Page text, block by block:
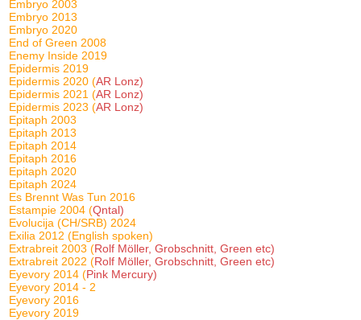
Embryo 2003
Embryo 2013
Embryo 2020
End of Green 2008
Enemy Inside 2019
Epidermis 2019
Epidermis 2020 (AR Lonz)
Epidermis 2021 (AR Lonz)
Epidermis 2023 (AR Lonz)
Epitaph 2003
Epitaph 2013
Epitaph 2014
Epitaph 2016
Epitaph 2020
Epitaph 2024
Es Brennt Was Tun 2016
Estampie 2004 (Qntal)
Evolucija (CH/SRB) 2024
Exilia 2012 (English spoken)
Extrabreit 2003 (Rolf Möller, Grobschnitt, Green etc)
Extrabreit 2022 (Rolf Möller, Grobschnitt, Green etc)
Eyevory 2014 (Pink Mercury)
Eyevory 2014 - 2
Eyevory 2016
Eyevory 2019